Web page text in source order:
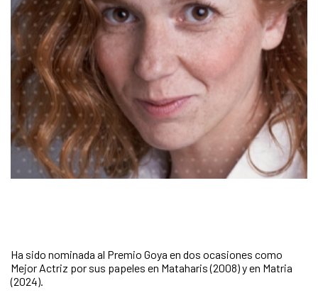
Ha sido nominada al Premio Goya en dos ocasiones como
Mejor Actriz por sus papeles en Mataharis (2008) y en Matria
(2024).